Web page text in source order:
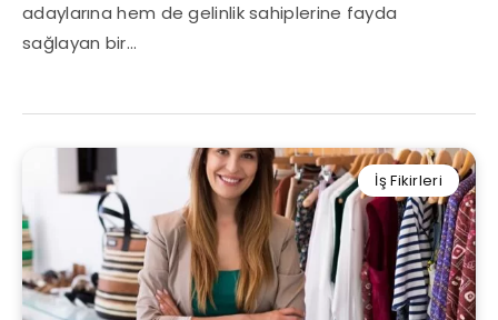
adaylarına hem de gelinlik sahiplerine fayda
sağlayan bir…
İş Fikirleri